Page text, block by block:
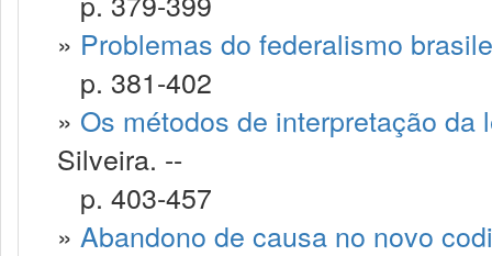
» Problemas do federalismo
p. 381-402
» Os métodos de interpretação
Silveira. --
p. 403-457
» Abandono de causa no novo